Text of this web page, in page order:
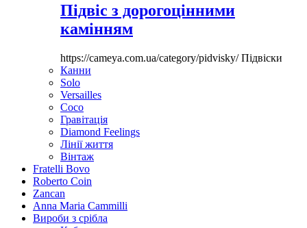
Підвіс з дорогоцінними
камінням
https://cameya.com.ua/category/pidvisky/Підвіски
Канни
Solo
Versailles
Coco
Гравітація
Diamond Feelings
Лінії життя
Вінтаж
Fratelli Bovo
Roberto Coin
Zancan
Anna Maria Cammilli
Вироби з срібла